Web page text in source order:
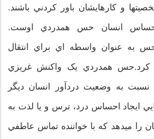
و کارهايشان باور کردني باشند.
احساس انسان حس همدردي اوست.
به عنوان واسطه اي براي انتقال
کرد.حس همدردي يک واکنش غريزي
به وضعيت دردآور انسان ديگر
ايجاد احساس درد، ترس و يا لذت به
را ميدهد که با خواننده تماس عاطفي